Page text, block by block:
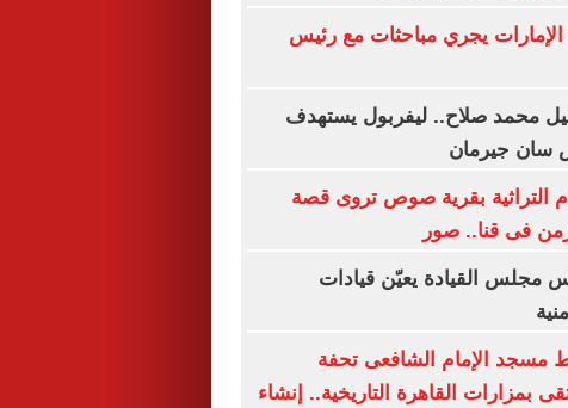
يجري مباحثات مع رئيس
محمد صلاح.. ليفربول يستهدف
سان جيرمان
التراثية بقرية صوص تروى قصة
فى قنا.. صور
مجلس القيادة يعيّن قيادات
مسجد الإمام الشافعى تحفة
بمزارات القاهرة التاريخية.. إنشاء